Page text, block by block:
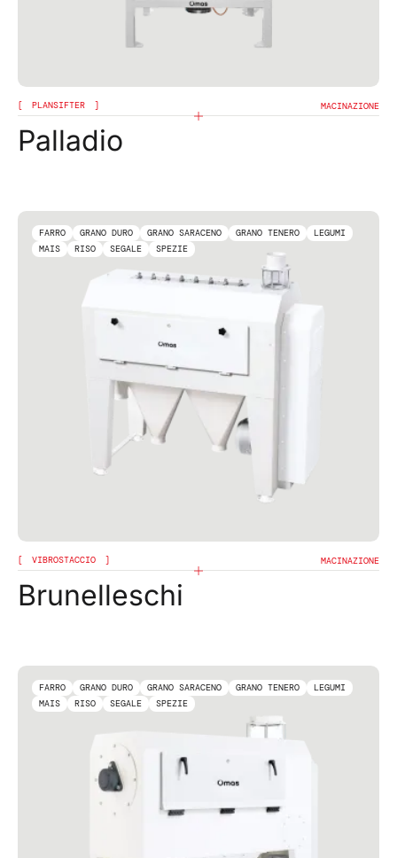
PLANSIFTER MACINAZIONE
Palladio
FARRO GRANO DURO GRANO SARACENO GRANO TENERO
LEGUMI
MAIS
RISO SEGALE SPEZIE
VIBROSTACCIO MACINAZIONE
Brunelleschi
FARRO GRANO DURO GRANO SARACENO GRANO TENERO
LEGUMI
MAIS
RISO SEGALE SPEZIE